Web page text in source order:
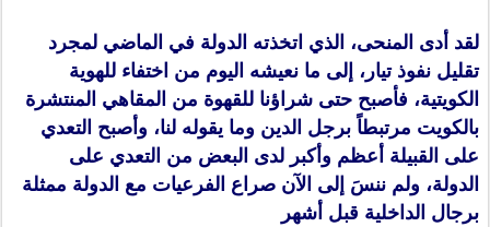
لقد أدى المنحى، الذي اتخذته الدولة في الماضي لمجرد
تقليل نفوذ تيار، إلى ما نعيشه اليوم من اختفاء للهوية
الكويتية، فأصبح حتى شراؤنا للقهوة من المقاهي المنتشرة
بالكويت مرتبطاً برجل الدين وما يقوله لنا، وأصبح التعدي
على القبيلة أعظم وأكبر لدى البعض من التعدي على
الدولة، ولم ننسَ إلى الآن صراع الفرعيات مع الدولة ممثلة
برجال الداخلية قبل أشهر